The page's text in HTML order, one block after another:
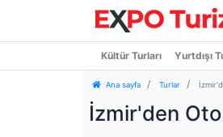
Kültür Turları Yurtdışı
Ana sayfa Turlar
İzmir'den